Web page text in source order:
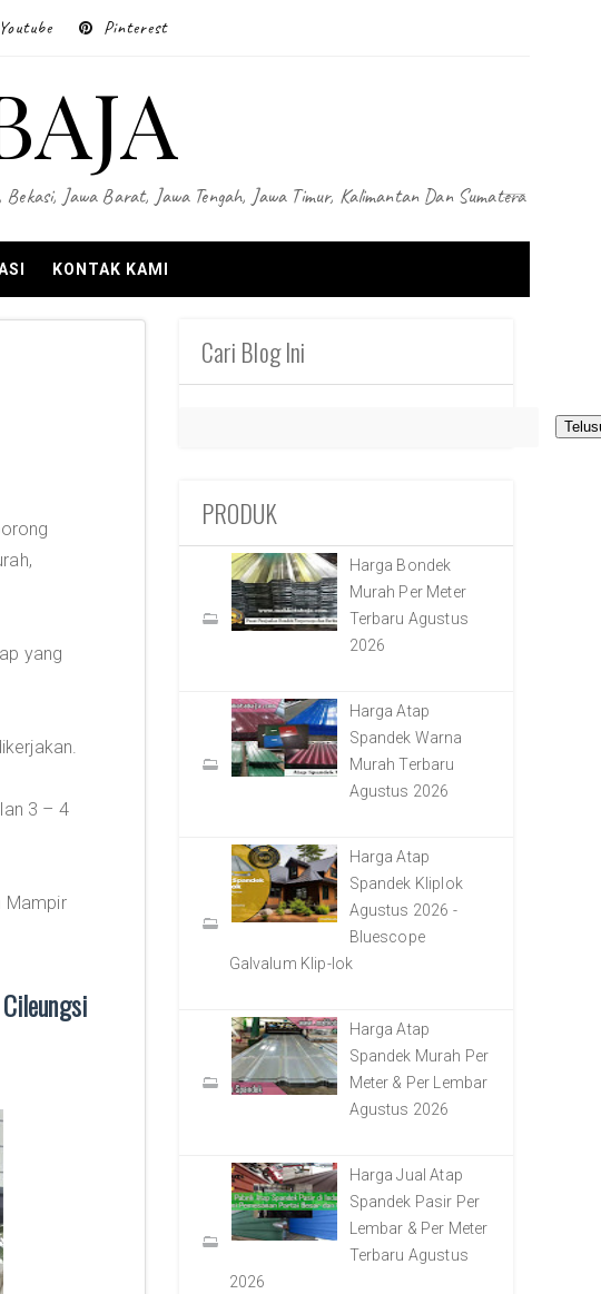
Youtube Pinterest
Jawa Barat, Jawa Tengah, Jawa Timur, Kalimantan Dan Sumatera
KONTAK KAMI
yang
3 – 4
Mampir
Cari Blog Ini
PRODUK
Harga Bondek
Murah Per Meter
Terbaru Agustus
2026
Harga Atap
Spandek Warna
Murah Terbaru
Agustus 2026
Harga Atap
Spandek Kliplok
Agustus 2026 -
Bluescope
Galvalum Klip-lok
Harga Atap
Spandek Murah Per
Meter & Per Lembar
Agustus 2026
Harga Jual Atap
Spandek Pasir Per
Lembar & Per Meter
Terbaru Agustus
2026